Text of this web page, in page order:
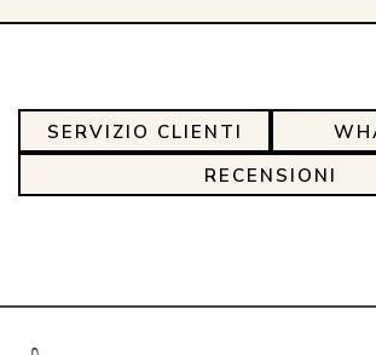
SERVIZIO CLIENTI
RECENSIONI